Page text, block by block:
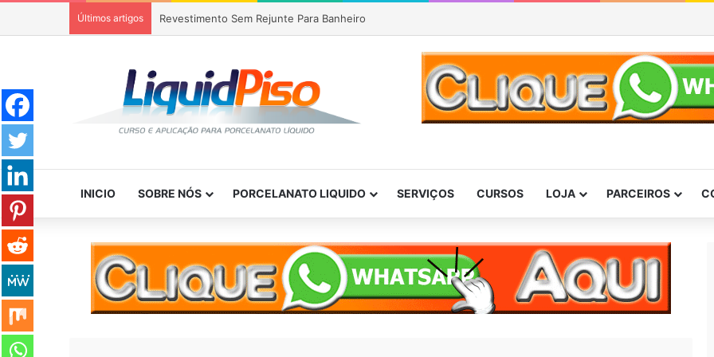
Últimos artigos Revestimento Sem Rejunte Para Banheiro
INICIO SOBRE NÓS PORCELANATO LIQUIDO SERVIÇOS CURSOS LOJA PARCEIROS